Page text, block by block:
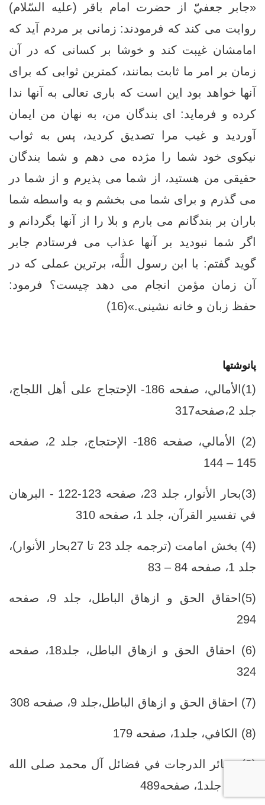
«جابر جعفيّ از حضرت امام باقر (عليه السّلام)
روايت می كند كه فرمودند: زمانى بر مردم آيد كه
امامشان غيبت كند و خوشا بر كسانى كه در آن
زمان بر امر ما ثابت بمانند، كمترين ثوابى كه براى
آنها خواهد بود اين است كه بارى تعالى به آنها ندا
كرده و فرمايد: اى بندگان من، به نهان من ايمان
آورديد و غيب مرا تصديق كرديد، پس به ثواب
نيكوى خود شما را مژده مى‏ دهم و شما بندگان
حقيقى من هستيد، از شما مى ‏پذيرم و از شما در
مى ‏گذرم و براى شما مى ‏بخشم و به واسطه شما
باران بر بندگانم مى ‏بارم و بلا را از آنها بگردانم و
اگر شما نبوديد بر آنها عذاب مى ‏فرستادم جابر
گويد گفتم: يا ابن رسول اللَّه، برترين عملى كه در
آن زمان مؤمن انجام مى ‏دهد چيست؟ فرمود:
حفظ زبان و خانه‏ نشينى.»(16)
پانوشتها
(1)الأمالي، صفحه 186- الإحتجاج على أهل اللجاج،
جلد ‏2،صفحه317
(2) الأمالي، صفحه 186- الإحتجاج، جلد ‏2، صفحه
145 – 144
(3)بحار الأنوار، جلد ‏23، صفحه 123-122 - البرهان
في تفسير القرآن، جلد ‏1، صفحه 310
(4) بخش امامت (ترجمه جلد 23 تا 27بحار الأنوار)،
جلد ‏1، صفحه 84 – 83
(5)احقاق الحق و ازهاق الباطل، جلد ‏9، صفحه
294
(6) احقاق الحق و ازهاق الباطل، جلد‏18، صفحه
324
(7) احقاق الحق و ازهاق الباطل،جلد ‏9، صفحه 308
(8) الكافي، جلد‏1، صفحه 179
(9) بصائر الدرجات في فضائل آل محمد صلى الله
عليهم، جلد‏1، صفحه489